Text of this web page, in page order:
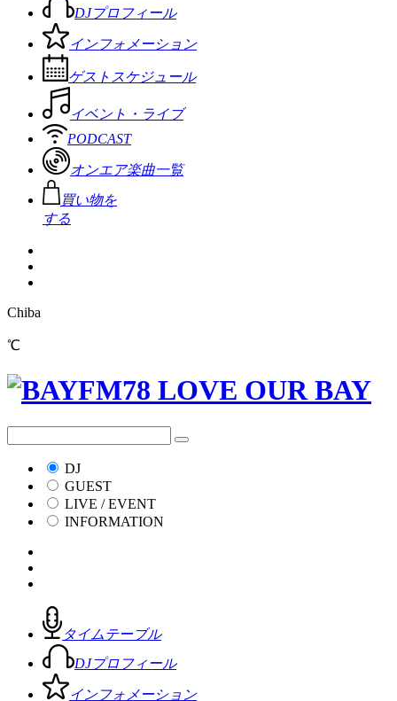
DJプロフィール
インフォメーション
ゲストスケジュール
イベント・ライブ
PODCAST
オンエア楽曲一覧
買い物を
する
Chiba
℃
DJ
GUEST
LIVE / EVENT
INFORMATION
タイムテーブル
DJプロフィール
インフォメーション